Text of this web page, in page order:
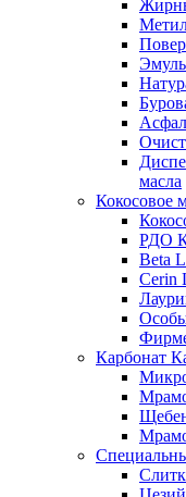
масла
Кокосовое
РДО
Beta
Cerin
Карбонат